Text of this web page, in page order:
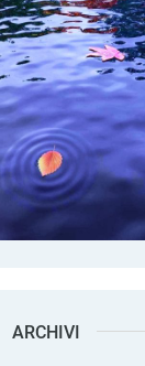
ARCHIVI Archivi